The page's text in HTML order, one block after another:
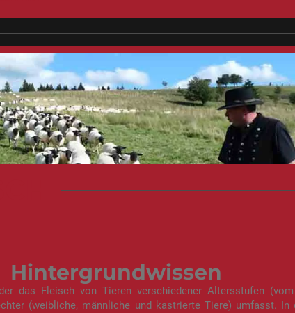
Hintergrundwissen
das Fleisch von Tieren verschiedener Altersstufen
(weibliche, männliche und kastrierte Tiere) umfasst. In